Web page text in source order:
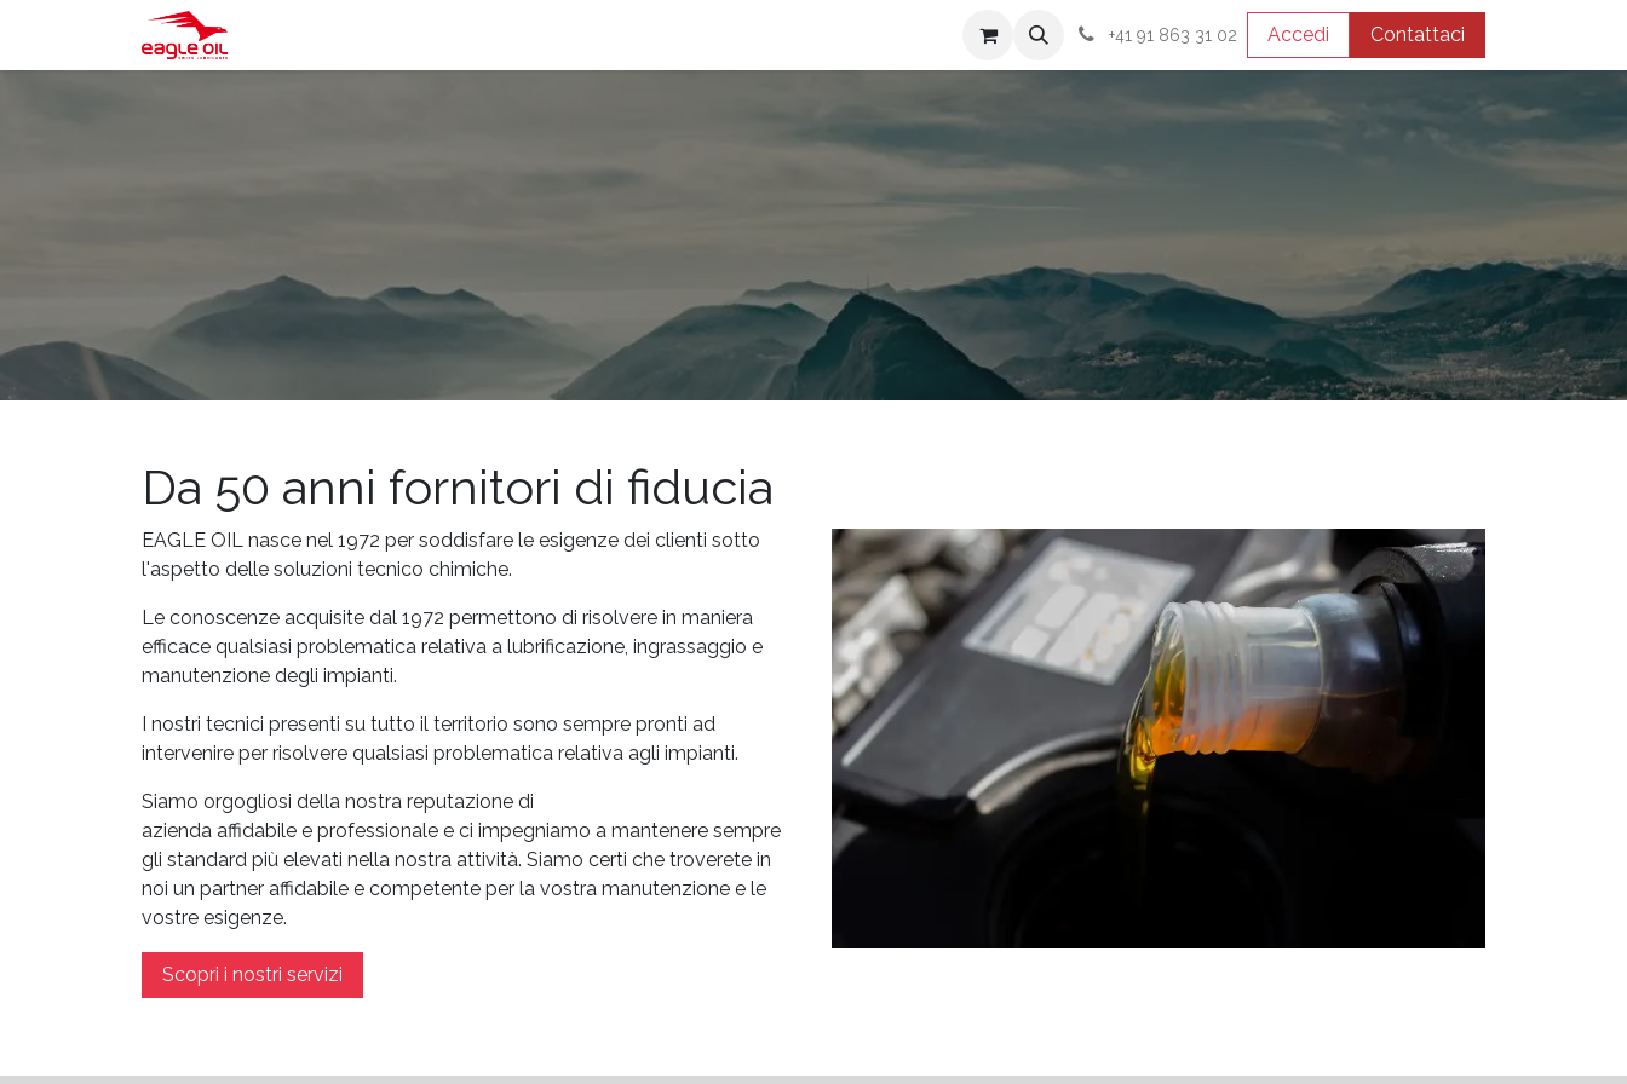
+41 91 863 31 02 Accedi Contattaci
Da 50 anni fornitori di fiducia
EAGLE OIL nasce nel 1972 per soddisfare le esigenze dei clienti sotto
l'aspetto delle soluzioni tecnico chimiche.
Le conoscenze acquisite dal 1972 permettono di risolvere in maniera
efficace qualsiasi problematica relativa a lubrificazione, ingrassaggio e
manutenzione degli impianti.
I nostri tecnici presenti su tutto il territorio sono sempre pronti ad
intervenire per risolvere qualsiasi problematica relativa agli impianti.
Siamo orgogliosi della nostra reputazione di
azienda affidabile e professionale e ci impegniamo a mantenere sempre
gli standard più elevati nella nostra attività. Siamo certi che troverete in
noi un partner affidabile e competente per la vostra manutenzione e le
vostre esigenze.
Scopri i nostri servizi